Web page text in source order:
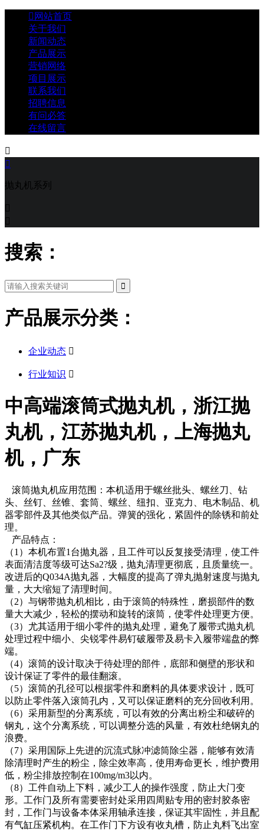
 网站首页
关于我们
新闻动态
产品展示
营销网络
项目展示
联系我们
招聘信息
有问必答
在线留言


抛丸机系列


搜索：
产品展示分类：
企业动态 
行业知识 
中高端滚筒式抛丸机，浙江抛
丸机，江苏抛丸机，上海抛丸
机，广东
滚筒抛丸机应用范围：本机适用于螺丝批头、螺丝刀、钻
头、丝钉、丝锥、套筒、螺丝、纽扣、亚克力、电木制品、机
器零部件及其他类似产品。弹簧的强化，紧固件的除锈和前处
理。
产品特点：
（1）本机布置1台抛丸器，且工件可以反复接受清理，使工件
表面清洁度等级可达Sa2?级，抛丸清理更彻底，且质量统一。
改进后的Q034A抛丸器，大幅度的提高了弹丸抛射速度与抛丸
量，大大缩短了清理时间。
（2）与钢带抛丸机相比，由于滚筒的特殊性，磨损部件的数
量大大减少，轻松的摆动和旋转的滚筒，使零件处理更方便。
（3）尤其适用于细小零件的抛丸处理，避免了履带式抛丸机
处理过程中细小、尖锐零件易钉破履带及易卡入履带端盘的弊
端。
（4）滚筒的设计取决于待处理的部件，底部和侧壁的形状和
设计保证了零件的最佳翻滚。
（5）滚筒的孔径可以根据零件和磨料的具体要求设计，既可
以防止零件落入滚筒孔内，又可以保证磨料的充分回收利用。
（6）采用新型的分离系统，可以有效的分离出粉尘和破碎的
钢丸，这个分离系统，可以调整分选的风量，有效杜绝钢丸的
浪费。
（7）采用国际上先进的沉流式脉冲滤筒除尘器，能够有效清
除清理时产生的粉尘，除尘效率高，使用寿命更长，维护费用
低，粉尘排放控制在100mg/m3以内。
（8）工件自动上下料，减少工人的操作强度，防止大门变
形。工作门及所有需要密封处采用四周贴专用的密封胶条密
封，工作门与设备本体采用轴承连接，保证其牢固性，并且配
有气缸压紧机构。在工作门下方设有收丸槽，防止丸料飞出室